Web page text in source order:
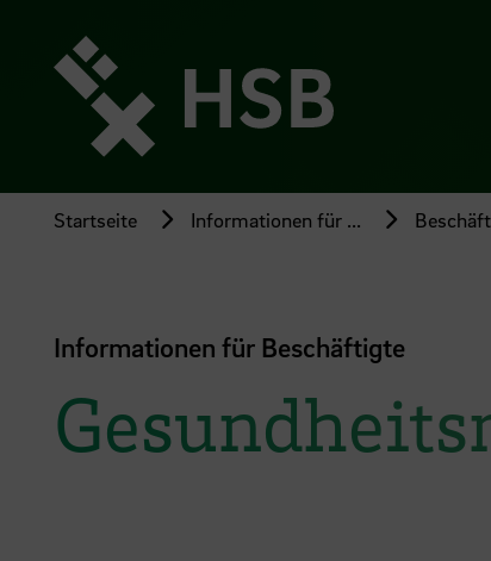
Seiteninhalt
springen
Startseite Informationen für ...
Informationen für Beschäftigte